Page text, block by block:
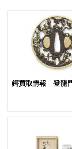
鍔買取情報 登龍